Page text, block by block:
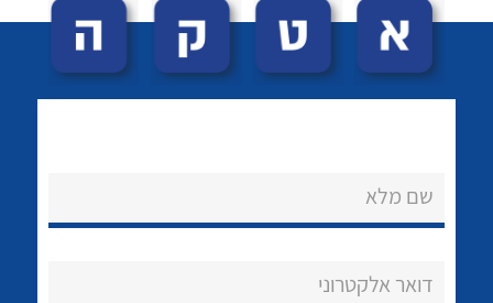
שם מלא
דואר אלקטרוני